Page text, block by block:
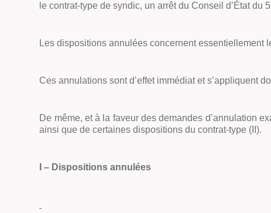
le contrat-type de syndic, un arrêt du Conseil d’État du
Les dispositions annulées concernent essentiellement
Ces annulations sont d’effet immédiat et s’appliquent
De même, et à la faveur des demandes d’annulation
ainsi que de certaines dispositions du contrat-type (II).
I – Dispositions annulées